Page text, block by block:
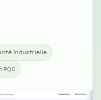
Industrielle
PQC